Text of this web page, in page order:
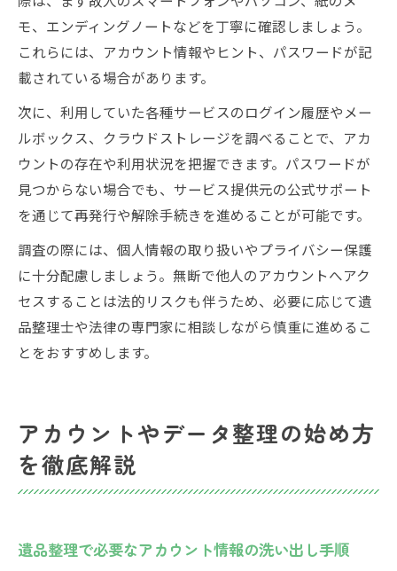
モ、エンディングノートなどを丁寧に確認しましょう。
これらには、アカウント情報やヒント、パスワードが記
載されている場合があります。
次に、利用していた各種サービスのログイン履歴やメー
ルボックス、クラウドストレージを調べることで、アカ
ウントの存在や利用状況を把握できます。パスワードが
見つからない場合でも、サービス提供元の公式サポート
を通じて再発行や解除手続きを進めることが可能です。
調査の際には、個人情報の取り扱いやプライバシー保護
に十分配慮しましょう。無断で他人のアカウントへアク
セスすることは法的リスクも伴うため、必要に応じて遺
品整理士や法律の専門家に相談しながら慎重に進めるこ
とをおすすめします。
アカウントやデータ整理の始め方
を徹底解説
遺品整理で必要なアカウント情報の洗い出し手順